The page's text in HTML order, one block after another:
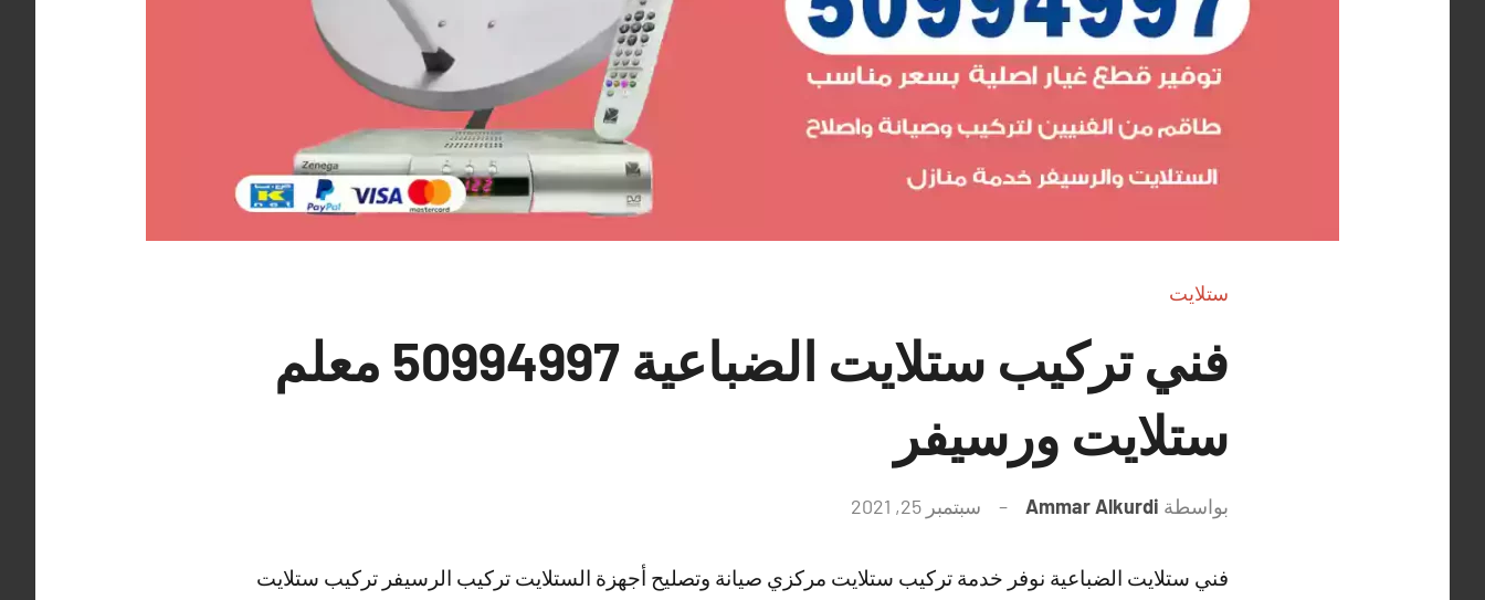
ستلايت
فني تركيب ستلايت الضباعية 50994997 معلم
ستلايت ورسيفر
بواسطة Ammar Alkurdi سبتمبر 25, 2021
تعليقات
فني ستلايت الضباعية نوفر خدمة تركيب ستلايت مركزي صيانة وتصليح أجهزة الستلايت تركيب الرسيفر تركيب ستلايت